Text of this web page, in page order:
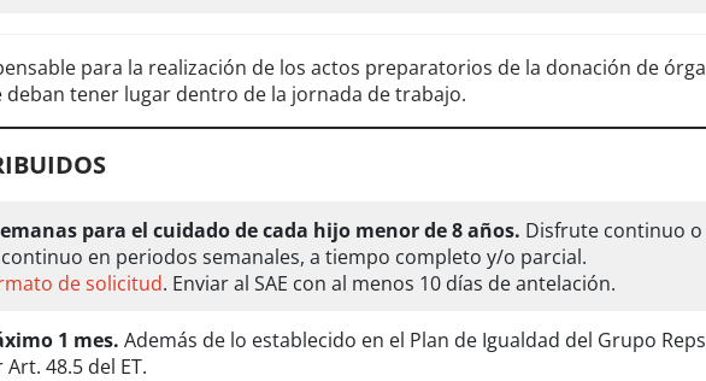
para la realización de los actos preparatorios de la donación de
tener lugar dentro de la jornada de trabajo.
para el cuidado de cada hijo menor de 8 años. Disfrute continuo o
en periodos semanales, a tiempo completo y/o parcial.
de solicitud. Enviar al SAE con al menos 10 días de antelación.
1 mes. Además de lo establecido en el Plan de Igualdad del Grupo
Art. 48.5 del ET.